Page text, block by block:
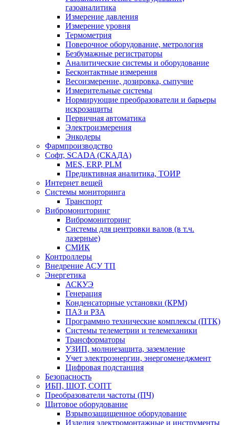
газоаналитика
Измерение давления
Измерение уровня
Термометрия
Поверочное оборудование, метрология
Безбумажные регистраторы
Аналитические системы и оборудование
Бесконтактные измерения
Весоизмерение, дозировка, сыпучие
Измерительные системы
Нормирующие преобразователи и барьеры
искрозащиты
Первичная автоматика
Электроизмерения
Энкодеры
Фармпроизводство
Софт, SCADA (СКАДА)
MES, ERP, PLM
Предиктивная аналитика, ТОИР
Интернет вещей
Системы мониторинга
Транспорт
Вибромониторинг
Вибромониторинг
Системы для центровки валов (в т.ч.
лазерные)
СМИК
Контроллеры
Внедрение АСУ ТП
Энергетика
АСКУЭ
Генерация
Конденсаторные установки (КРМ)
ПАЗ и РЗА
Программно технические комплексы (ПТК)
Системы телеметрии и телемеханики
Трансформаторы
УЗИП, молниезащита, заземление
Учет электроэнергии, энергоменеджмент
Цифровая подстанция
Безопасность
ИБП, ШОТ, СОПТ
Преобразователи частоты (ПЧ)
Щитовое оборудование
Взрывозащищенное оборудование
Изделия электромонтажные и инструменты